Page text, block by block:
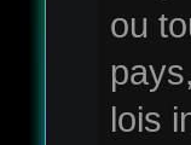
ou
lois